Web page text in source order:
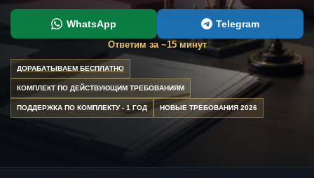
WhatsApp Telegram
Ответим за ~15 минут
ДОРАБАТЫВАЕМ БЕСПЛАТНО
КОМПЛЕКТ ПО ДЕЙСТВУЮЩИМ ТРЕБОВАНИЯМ
ПОДДЕРЖКА ПО КОМПЛЕКТУ - 1 ГОД НОВЫЕ ТРЕБОВАНИЯ 2026